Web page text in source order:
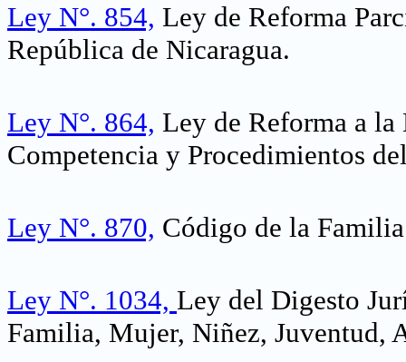
Ley N°. 854, Ley de Reforma
República de Nicaragua.
Ley N°. 864, Ley de Reforma a
Competencia y Procedimientos
Ley N°. 870, Código de la Familia
Ley N°. 1034, Ley del Digesto
Familia, Mujer, Niñez, Juventud,